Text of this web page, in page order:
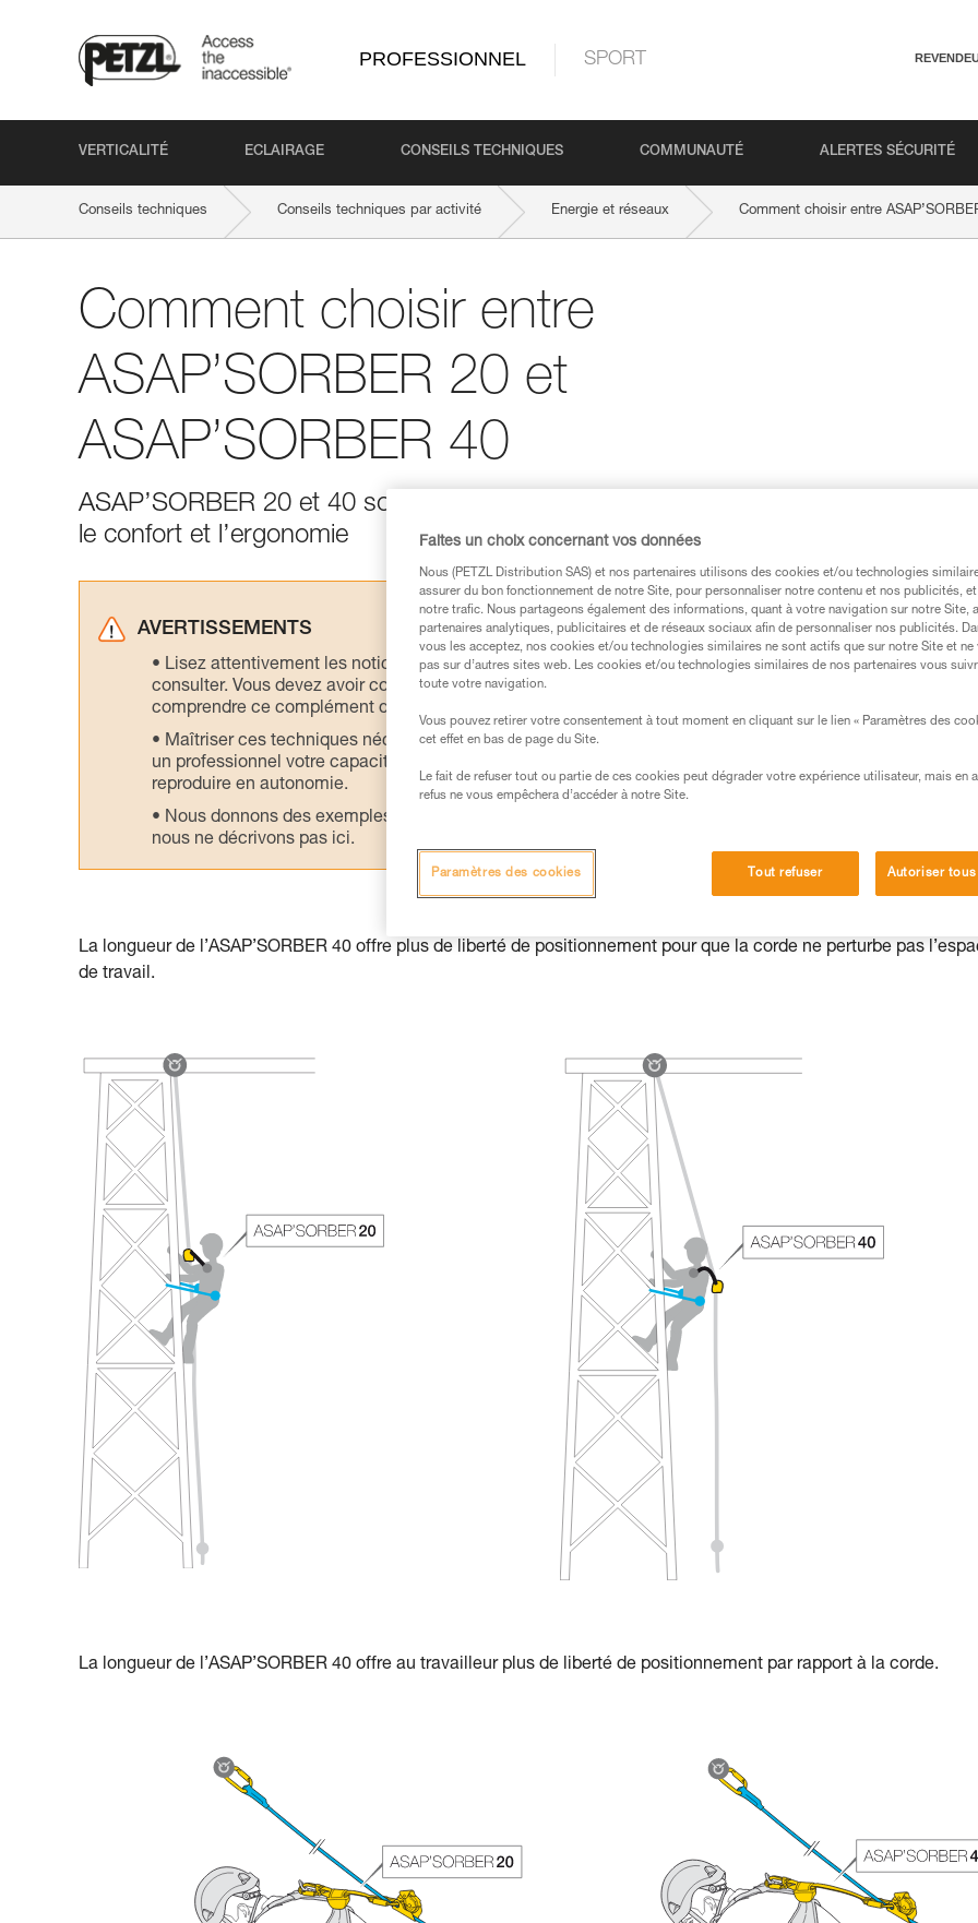
PROFESSIONNEL SPORT
VERTICALITÉ ECLAIRAGE CONSEILS TECHNIQUES COMMUNAUTÉ ALERTES SÉCURITÉ
Conseils techniques Conseils techniques par activité Energie et réseaux Comment choisir entre
Comment choisir entre
ASAP’SORBER 20 et
ASAP’SORBER 40
ASAP’SORBER 20 et 40 sont conçus pour une personne, leur différence
le confort et l’ergonomie
AVERTISSEMENTS
Lisez attentivement les notices techniques des produits utilisés dans ce conseil avant de le
consulter. Vous devez avoir compris les informations de la notice technique pour pouvoir
comprendre ce complément d’informations.
Maîtriser ces techniques nécessite une formation et un entraînement spécifique. Validez avec
un professionnel votre capacité à refaire la manipulation, seul, en toute sécurité, avant de la
reproduire en autonomie.
Nous donnons des exemples de techniques liées à votre activité. Il peut en exister d’autres que
nous ne décrivons pas ici.
La longueur de l’ASAP’SORBER 40 offre plus de liberté de positionnement pour que la corde ne perturbe pas
de travail.
La longueur de l’ASAP’SORBER 40 offre au travailleur plus de liberté de positionnement par rapport à la corde.
Faites un choix concernant vos données
Nous (PETZL Distribution SAS) et nos partenaires utilisons des cookies et/ou technologies
assurer du bon fonctionnement de notre Site, pour personnaliser notre contenu et nos publicités,
notre trafic. Nous partageons également des informations, quant à votre navigation sur notre Site,
partenaires analytiques, publicitaires et de réseaux sociaux afin de personnaliser nos publicités.
vous les acceptez, nos cookies et/ou technologies similaires ne sont actifs que sur notre Site et ne
pas sur d’autres sites web. Les cookies et/ou technologies similaires de nos partenaires vous
toute votre navigation.
Vous pouvez retirer votre consentement à tout moment en cliquant sur le lien « Paramètres des
cet effet en bas de page du Site.
Le fait de refuser tout ou partie de ces cookies peut dégrader votre expérience utilisateur, mais en
refus ne vous empêchera d’accéder à notre Site.
Tout refuser Autoriser
Paramètres des cookies